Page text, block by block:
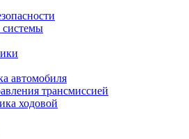
системы
автомобиля
трансмиссией
ходовой